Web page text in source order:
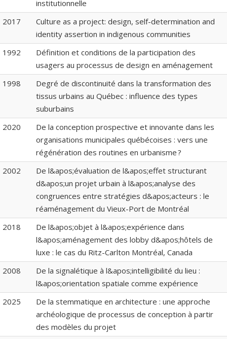
institutionnelle
2017
Culture as a project: design, self-determination and
identity assertion in indigenous communities
1992
Définition et conditions de la participation des
usagers au processus de design en aménagement
1998
Degré de discontinuité dans la transformation des
tissus urbains au Québec : influence des types
suburbains
2020
De la conception prospective et innovante dans les
organisations municipales québécoises : vers une
régénération des routines en urbanisme ?
2002
De l&apos;évaluation de l&apos;effet structurant
d&apos;un projet urbain à l&apos;analyse des
congruences entre stratégies d&apos;acteurs : le
réaménagement du Vieux-Port de Montréal
2018
De l&apos;objet à l&apos;expérience dans
l&apos;aménagement des lobby d&apos;hôtels de
luxe : le cas du Ritz-Carlton Montréal, Canada
2008
De la signalétique à l&apos;intelligibilité du lieu :
l&apos;orientation spatiale comme expérience
2025
De la stemmatique en architecture : une approche
archéologique de processus de conception à partir
des modèles du projet